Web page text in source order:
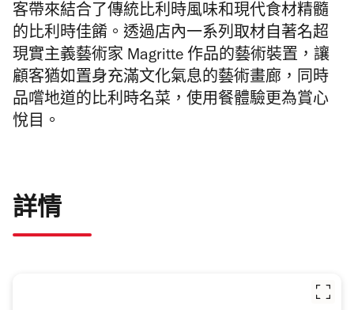
客帶來結合了傳統比利時風味和現代食材精髓
的比利時佳餚。透過店內一系列取材自著名超
現實主義藝術家 Magritte 作品的藝術裝置， 讓
顧客猶如置身充滿文化氣息的藝術畫廊，同時
品嚐地道的比利時名菜，使用餐體驗更為賞心
悅目。
詳情